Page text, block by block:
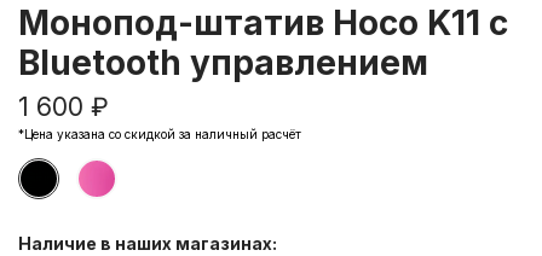
Монопод-штатив Hoco K11 с
Bluetooth управлением
1 600 ₽
*Цена указана со скидкой за наличный расчёт
Наличие в наших магазинах: